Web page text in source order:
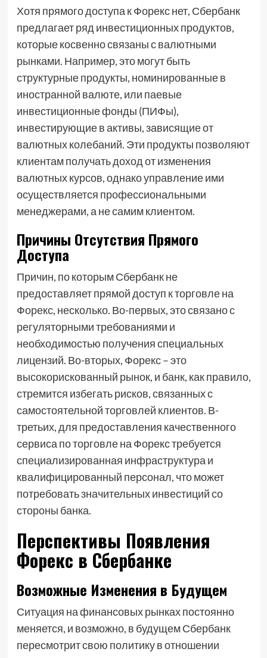
Хотя прямого доступа к Форекс нет, Сбербанк
предлагает ряд инвестиционных продуктов,
которые косвенно связаны с валютными
рынками. Например, это могут быть
структурные продукты, номинированные в
иностранной валюте, или паевые
инвестиционные фонды (ПИФы),
инвестирующие в активы, зависящие от
валютных колебаний. Эти продукты позволяют
клиентам получать доход от изменения
валютных курсов, однако управление ими
осуществляется профессиональными
менеджерами, а не самим клиентом.
Причины Отсутствия Прямого
Доступа
Причин, по которым Сбербанк не
предоставляет прямой доступ к торговле на
Форекс, несколько. Во-первых, это связано с
регуляторными требованиями и
необходимостью получения специальных
лицензий. Во-вторых, Форекс – это
высокорискованный рынок, и банк, как правило,
стремится избегать рисков, связанных с
самостоятельной торговлей клиентов. В-
третьих, для предоставления качественного
сервиса по торговле на Форекс требуется
специализированная инфраструктура и
квалифицированный персонал, что может
потребовать значительных инвестиций со
стороны банка.
Перспективы Появления
Форекс в Сбербанке
Возможные Изменения в Будущем
Ситуация на финансовых рынках постоянно
меняется, и возможно, в будущем Сбербанк
пересмотрит свою политику в отношении